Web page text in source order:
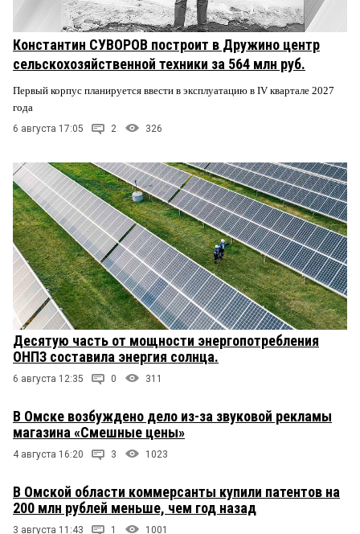
Константин СУВОРОВ построит в Дружино центр
сельскохозяйственной техники за 564 млн руб.
Первый корпус планируется ввести в эксплуатацию в IV квартале 2027
года
6 августа 17:05 2 326
Десятую часть от мощности энергопотребления
ОНПЗ составила энергия солнца.
6 августа 12:35 0 311
В Омске возбуждено дело из-за звуковой рекламы
магазина «Смешные цены»
4 августа 16:20 3 1023
В Омской области коммерсанты купили патентов на
200 млн рублей меньше, чем год назад
3 августа 11:43 1 1001